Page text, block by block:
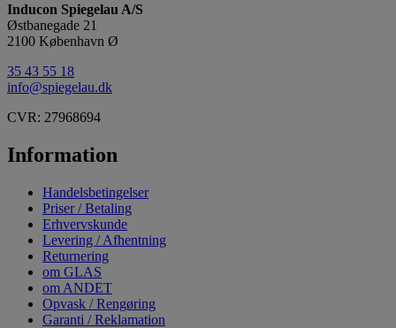
Inducon Spiegelau A/S
Østbanegade 21
2100 København Ø
35 43 55 18
info@spiegelau.dk
CVR: 27968694
Information
Handelsbetingelser
Priser / Betaling
Erhvervskunde
Levering / Afhentning
Returnering
om GLAS
om ANDET
Opvask / Rengøring
Garanti / Reklamation